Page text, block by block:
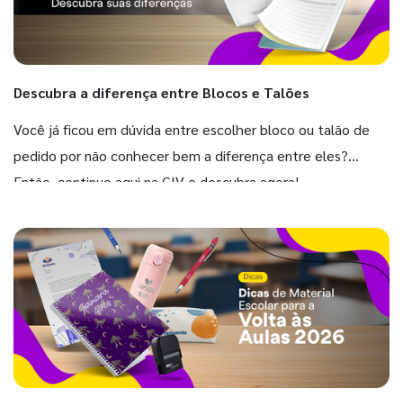
Descubra a diferença entre Blocos e Talões
Você já ficou em dúvida entre escolher bloco ou talão de
pedido por não conhecer bem a diferença entre eles?
Então, continue aqui na GIV e descubra agora!